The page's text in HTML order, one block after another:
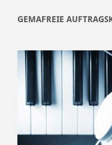
GEMAFREIE